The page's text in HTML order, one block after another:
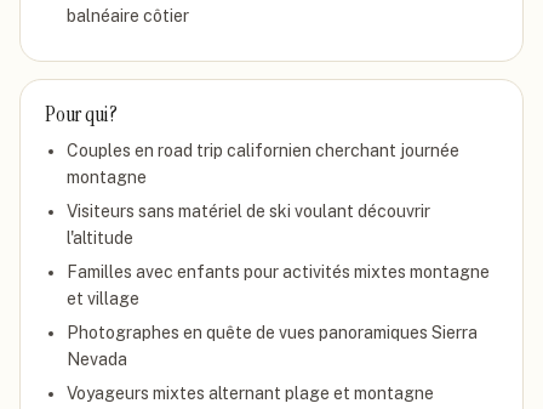
balnéaire côtier
Pour qui ?
Couples en road trip californien cherchant journée
montagne
Visiteurs sans matériel de ski voulant découvrir
l'altitude
Familles avec enfants pour activités mixtes montagne
et village
Photographes en quête de vues panoramiques Sierra
Nevada
Voyageurs mixtes alternant plage et montagne